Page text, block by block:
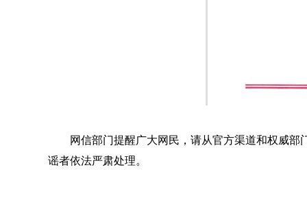
网信部门提醒广大网民，请从官方渠道和权威部
谣者依法严肃处理。